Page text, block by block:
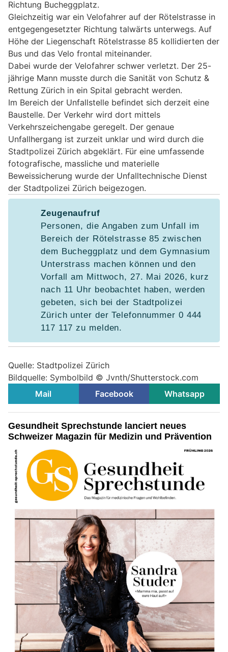
Richtung Bucheggplatz.
Gleichzeitig war ein Velofahrer auf der Rötelstrasse in
entgegengesetzter Richtung talwärts unterwegs. Auf
Höhe der Liegenschaft Rötelstrasse 85 kollidierten der
Bus und das Velo frontal miteinander.
Dabei wurde der Velofahrer schwer verletzt. Der 25-
jährige Mann musste durch die Sanität von Schutz &
Rettung Zürich in ein Spital gebracht werden.
Im Bereich der Unfallstelle befindet sich derzeit eine
Baustelle. Der Verkehr wird dort mittels
Verkehrszeichengabe geregelt. Der genaue
Unfallhergang ist zurzeit unklar und wird durch die
Stadtpolizei Zürich abgeklärt. Für eine umfassende
fotografische, massliche und materielle
Beweissicherung wurde der Unfalltechnische Dienst
der Stadtpolizei Zürich beigezogen.
Zeugenaufruf
Personen, die Angaben zum Unfall im
Bereich der Rötelstrasse 85 zwischen
dem Bucheggplatz und dem Gymnasium
Unterstrass machen können und den
Vorfall am Mittwoch, 27. Mai 2026, kurz
nach 11 Uhr beobachtet haben, werden
gebeten, sich bei der Stadtpolizei
Zürich unter der Telefonnummer 0 444
117 117 zu melden.
Quelle: Stadtpolizei Zürich
Bildquelle: Symbolbild © Jvnth/Shutterstock.com
Mail
Facebook Whatsapp
Gesundheit Sprechstunde lanciert neues
Schweizer Magazin für Medizin und Prävention